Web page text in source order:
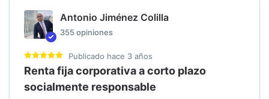
Antonio Jiménez Colilla
355opiniones
Publicado hace 3 años
Renta fija corporativa a corto plazo
socialmente responsable